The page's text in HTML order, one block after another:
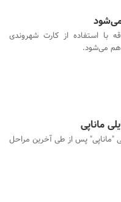
با استفاده از کارت شهروندی
می‌شود.
ماناپی
"ماناپی" پس از طی آخرین مراحل